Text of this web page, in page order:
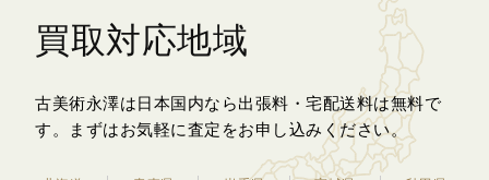
買取対応地域
古美術永澤は日本国内なら出張料・宅配送料は無料で
す。
まずはお気軽に査定をお申し込みください。